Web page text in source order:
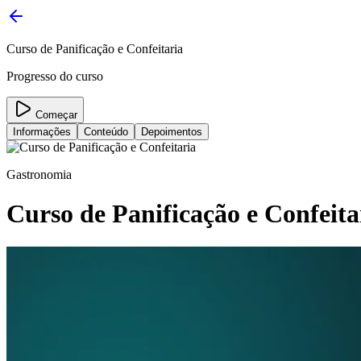
Curso de Panificação e Confeitaria
Progresso do curso
Começar
Informações
Conteúdo Depoimentos
Gastronomia
Curso de Panificação e